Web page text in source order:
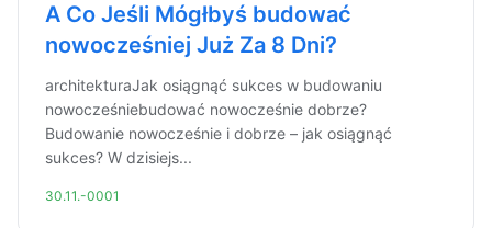
A Co Jeśli Mógłbyś budować
nowocześniej Już Za 8 Dni?
architekturaJak osiągnąć sukces w budowaniu
nowocześniebudować nowocześnie dobrze?
Budowanie nowocześnie i dobrze – jak osiągnąć
sukces? W dzisiejs...
30.11.-0001